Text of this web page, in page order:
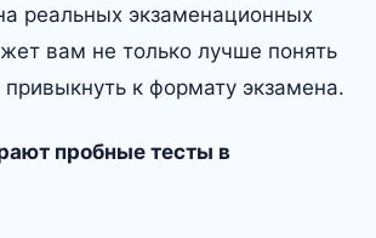
реальных экзаменационных
вам не только лучше понять
к формату экзамена.
пробные тесты в